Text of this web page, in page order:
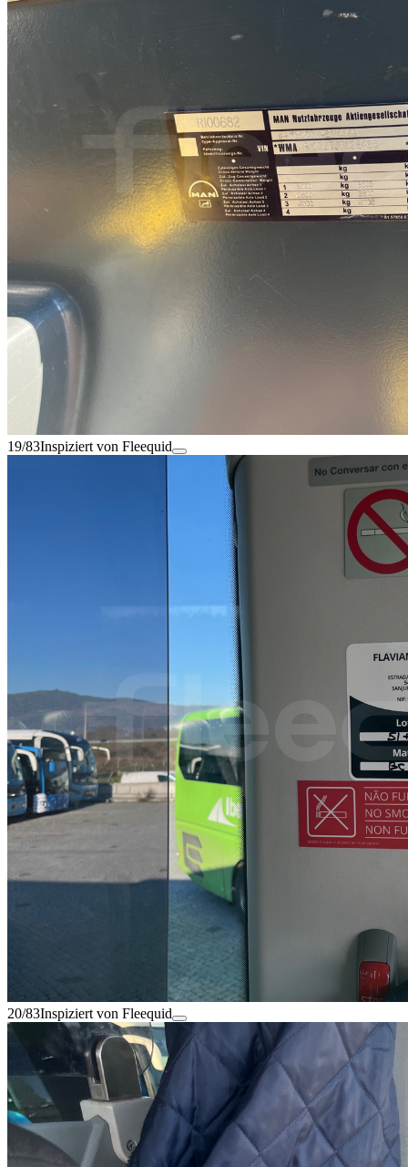
19/83Inspiziert von Fleequid
20/83Inspiziert von Fleequid